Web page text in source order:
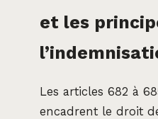
et les
Les articles 682 à
encadrent le droit